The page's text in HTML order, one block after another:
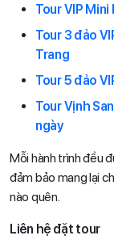
Tour VIP Mini
Tour 3 đảo
Trang
Tour 5 đảo
Tour Vịnh
ngày
Mỗi hành trình đều
đảm bảo mang lại
nào quên.
Liên hệ đặt tour